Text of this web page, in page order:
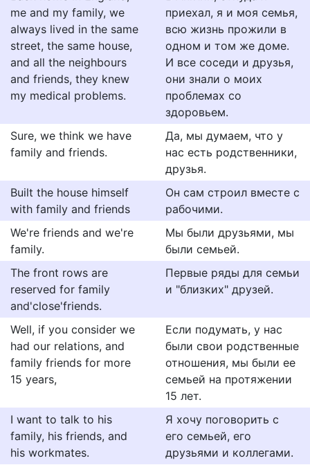
me and my family, we
always lived in the same
street, the same house,
and all the neighbours
and friends, they knew
my medical problems.
приехал, я и моя семья,
всю жизнь прожили в
одном и том же доме.
И все соседи и друзья,
они знали о моих
проблемах со
здоровьем.
Sure, we think we have
family and friends.
Да, мы думаем, что у
нас есть родственники,
друзья.
Built the house himself
with family and friends
Он сам строил вместе с
рабочими.
We're friends and we're
family.
Мы были друзьями, мы
были семьей.
The front rows are
reserved for family
and'close'friends.
Первые ряды для семьи
и "близких" друзей.
Well, if you consider we
had our relations, and
family friends for more
15 years,
Если подумать, у нас
были свои родственные
отношения, мы были ее
семьей на протяжении
15 лет.
I want to talk to his
family, his friends, and
his workmates.
Я хочу поговорить с
его семьей, его
друзьями и коллегами.